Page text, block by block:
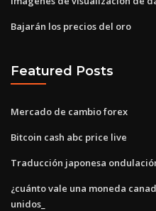
Bajarán los precios del oro
Featured Posts
Mercado de cambio forex
Bitcoin cash abc price live
Traducción japonesa
¿cuánto vale una moneda
unidos_